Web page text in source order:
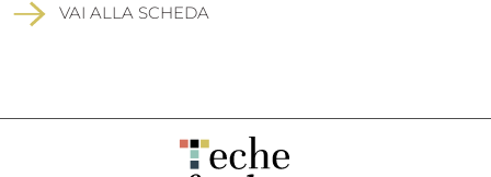
VAI ALLA SCHEDA